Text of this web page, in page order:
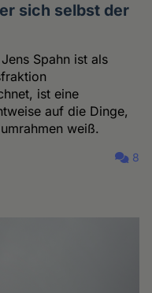
sich selbst der
Spahn ist als
ist eine
auf die Dinge,
weiß.
8